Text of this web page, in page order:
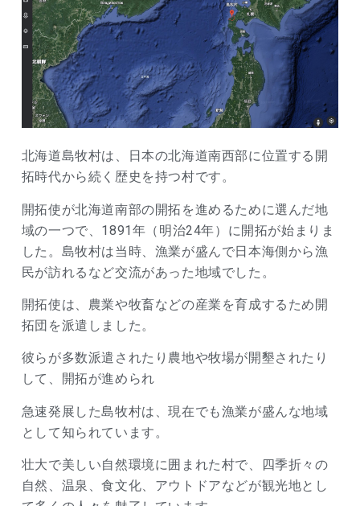
北海道島牧村は、日本の北海道南西部に位置する開
拓時代から続く歴史を持つ村です。
開拓使が北海道南部の開拓を進めるために選んだ地
域の一つで、1891年（明治24年）に開拓が始まりま
した。島牧村は当時、漁業が盛んで日本海側から漁
民が訪れるなど交流があった地域でした。
開拓使は、農業や牧畜などの産業を育成するため開
拓団を派遣しました。
彼らが多数派遣されたり農地や牧場が開墾されたり
して、開拓が進められ
急速発展した島牧村は、現在でも漁業が盛んな地域
として知られています。
壮大で美しい自然環境に囲まれた村で、四季折々の
自然、温泉、食文化、アウトドアなどが観光地とし